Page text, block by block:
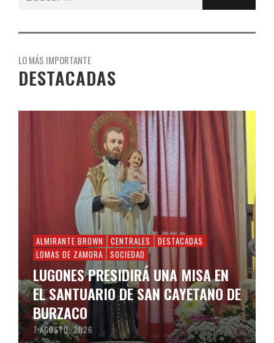
LO MÁS IMPORTANTE
DESTACADAS
ALMIRANTE BROWN CENTRALES
DESTACADAS
LOMAS DE ZAMORA
SOCIEDAD
LUGONES PRESIDIRÁ UNA MISA EN
EL SANTUARIO DE SAN CAYETANO DE
BURZACO
7 AGOSTO, 2026